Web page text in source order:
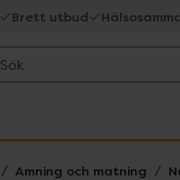
Brett utbud
Sök
Amning och matning